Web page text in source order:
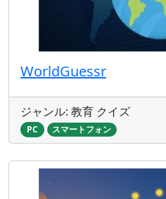
WorldGuessr
ジャンル: 教育 クイズ
PC スマートフォン